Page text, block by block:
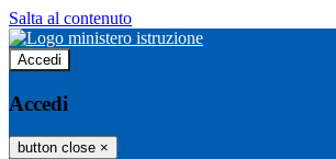
Salta al contenuto
Accedi
Accedi
button close ×